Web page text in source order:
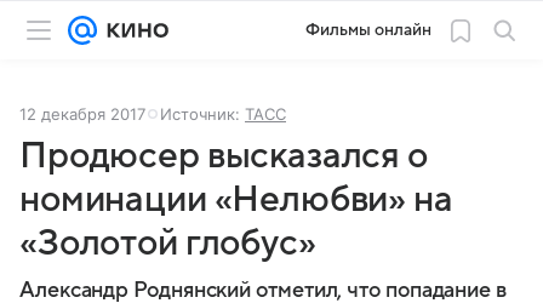
Фильмы онлайн
12 декабря 2017 Источник: ТАСС
Продюсер высказался о
номинации «Нелюбви» на
«Золотой глобус»
Александр Роднянский отметил, что попадание в